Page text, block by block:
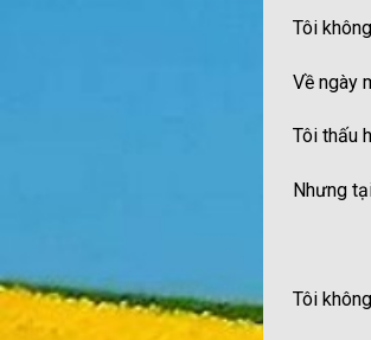
Tôi
Về ngày
Tôi thấu
Nhưng
Tôi